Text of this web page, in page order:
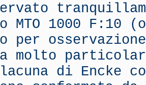
MTO 1000 F:10
per
molto
di Encke